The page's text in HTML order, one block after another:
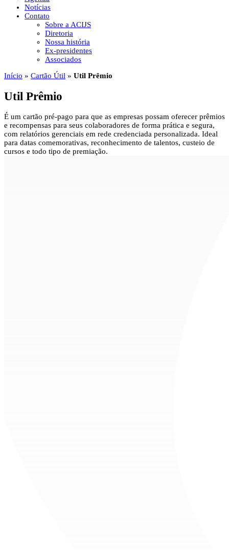
Notícias
Contato
Sobre a ACIJS
Diretoria
Nossa história
Ex-presidentes
Associados
Início » Cartão Útil » Util Prêmio
Util Prêmio
É um cartão pré-pago para que as empresas possam oferecer prêmios
e recompensas para seus colaboradores de forma prática e segura,
com relatórios gerenciais em rede credenciada personalizada. Ideal
para datas comemorativas, reconhecimento de talentos, custeio de
cursos e todo tipo de premiação.